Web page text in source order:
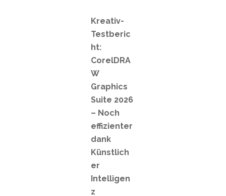
Kreativ-
Testberic
ht:
CorelDRA
W
Graphics
Suite 2026
– Noch
effizienter
dank
Künstlich
er
Intelligen
z